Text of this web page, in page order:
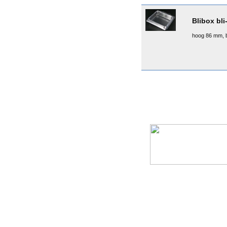
Blibox
hoog 86 mm,